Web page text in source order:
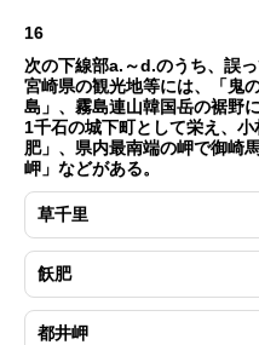
16
次の下線部a.～d.のうち、誤っ
宮崎県の観光地等には、「鬼
島」、霧島連山韓国岳の裾野
1千石の城下町として栄え、
肥」、県内最南端の岬で御崎
岬」などがある。
草千里
飫肥
都井岬